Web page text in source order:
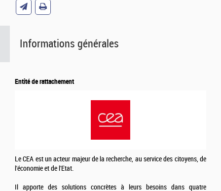
Informations générales
Entité de rattachement
Le CEA est un acteur majeur de la recherche, au service des citoyens, de
l'économie et de l'Etat.
Il apporte des solutions concrètes à leurs besoins dans quatre